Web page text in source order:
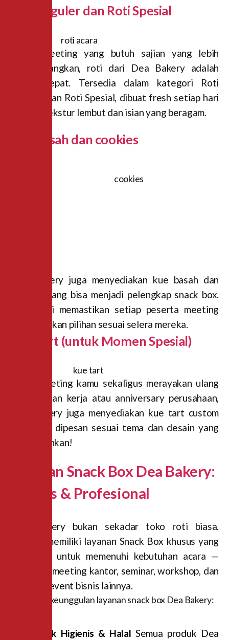
Roti Regulerdan Roti Spesial
Untuk meeting yang butuh sajian yang lebih
mengenyangkan, roti dari Dea Bakery adalah
pilihan tepat. Tersedia dalam kategori Roti
Reguler dan Roti Spesial, dibuat fresh setiap hari
dengan tekstur lembut dan isian yang beragam.
Kue Basah dan cookies
Dea Bakery juga menyediakan kue basah dan
cookies yang bisa menjadi pelengkap snack box.
Variasi ini memastikan setiap peserta meeting
mendapatkan pilihan sesuai selera mereka.
Kue Tart (untuk Momen Spesial)
Kalau meeting kamu sekaligus merayakan ulang
tahun rekan kerja atau anniversary perusahaan,
Dea Bakery juga menyediakan kue tart custom
yang bisa dipesan sesuai tema dan desain yang
kamu inginkan!
Layanan Snack Box Dea Bakery:
Praktis & Profesional
Dea Bakery bukan sekadar toko roti biasa.
Mereka memiliki layanan Snack Box khusus yang
dirancang untuk memenuhi kebutuhan acara —
termasuk meeting kantor, seminar, workshop, dan
berbagai event bisnis lainnya.
Beberapa keunggulan layanan snack box Dea Bakery:
✅ Produk Higienis & Halal Semua produk Dea